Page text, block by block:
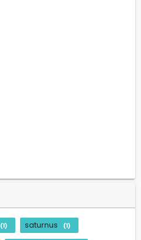
(1) saturnus (1)